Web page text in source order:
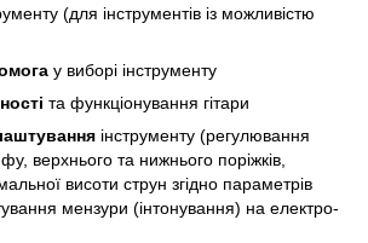
(для інструментів із можливістю
у виборі інструменту
та функціонування гітари
інструменту (регулювання
верхнього та нижнього поріжків,
висоти струн згідно параметрів
мензури (інтонування) на електро-